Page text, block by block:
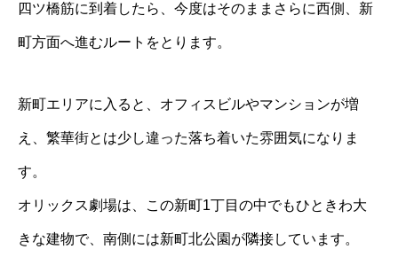
四ツ橋筋に到着したら、今度はそのままさらに西側、新
町方面へ進むルートをとります。
新町エリアに入ると、オフィスビルやマンションが増
え、繁華街とは少し違った落ち着いた雰囲気になりま
す。
オリックス劇場は、この新町1丁目の中でもひときわ大
きな建物で、南側には新町北公園が隣接しています。